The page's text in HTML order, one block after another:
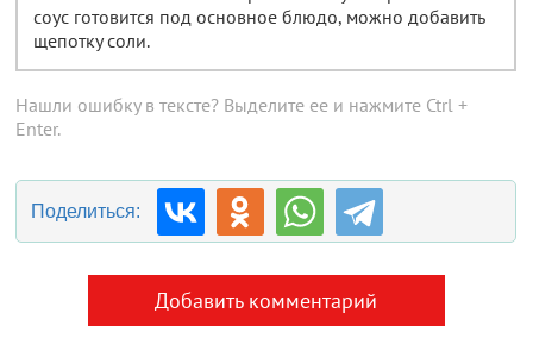
соус готовится под основное блюдо, можно добавить
щепотку соли.
Нашли ошибку в тексте? Выделите ее и нажмите Ctrl +
Enter.
Поделиться:
Добавить комментарий